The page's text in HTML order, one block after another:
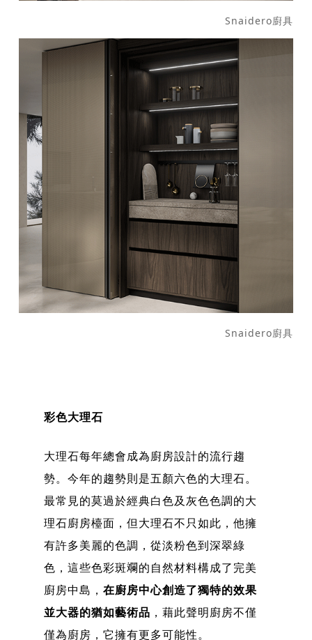
Snaidero廚具
Snaidero廚具
彩色大理石
大理石每年總會成為廚房設計的流行趨
勢。今年的趨勢則是五顏六色的大理石。
最常見的莫過於經典白色及灰色色調的大
理石廚房檯面，但大理石不只如此，他擁
有許多美麗的色調，從淡粉色到深翠綠
色，這些色彩斑斕的自然材料構成了完美
廚房中島， 在廚房中心創造了獨特的效果
並大器的猶如藝術品 ，藉此聲明廚房不僅
僅為廚房，它擁有更多可能性。